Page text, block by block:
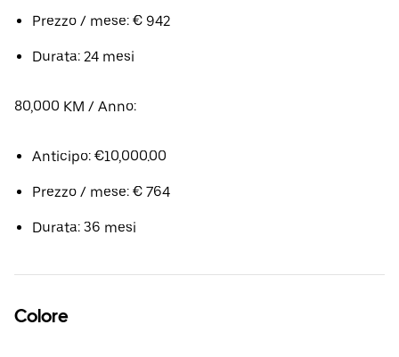
Prezzo / mese: € 942
Durata: 24 mesi
80,000 KM / Anno:
Anticipo: €10,000.00
Prezzo / mese: € 764
Durata: 36 mesi
Colore